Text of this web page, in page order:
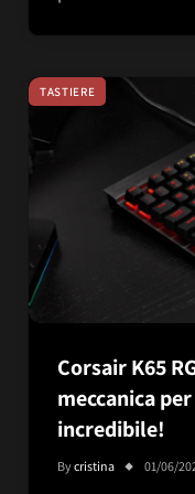
TASTIERE
Corsair K65
meccanica
incredibile!
Bycristina 01/06/